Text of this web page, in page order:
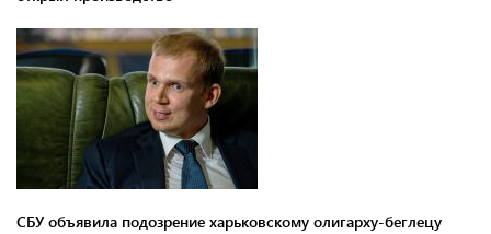
СБУ объявила подозрение харьковскому олигарху-беглецу